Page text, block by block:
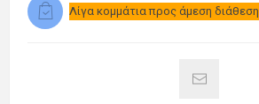
Λίγα κομμάτια προς άμεση διάθεση